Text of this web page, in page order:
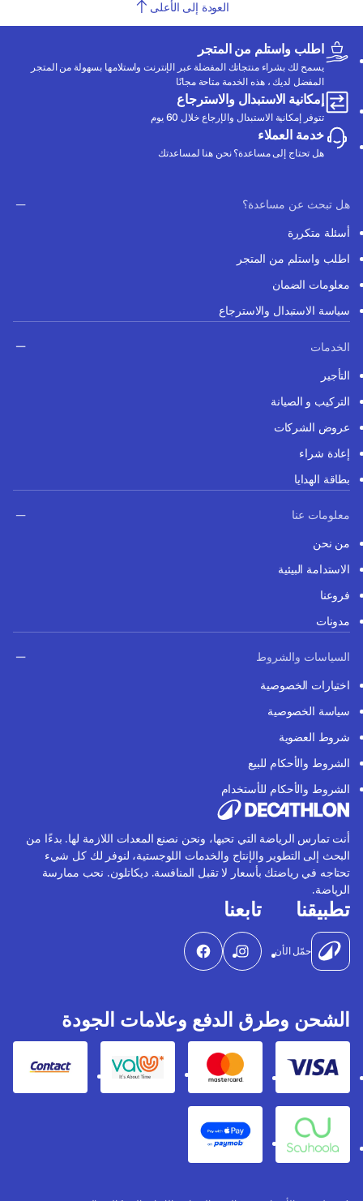
العودة إلى الأعلى
اطلب واستلم من المتجر
يسمح لك بشراء منتجاتك المفضلة عبر الإنترنت واستلامها بسهولة من المتجر
المفضل لديك ، هذه الخدمة متاحة مجانًا
إمكانية الاستبدال والاسترجاع
تتوفر إمكانية الاستبدال والإرجاع خلال 60 يوم
خدمة العملاء
هل تحتاج إلى مساعدة؟ نحن هنا لمساعدتك
هل تبحث عن مساعدة؟
أسئلة متكررة
اطلب واستلم من المتجر
معلومات الضمان
سياسة الاستبدال والاسترجاع
الخدمات
التأجير
التركيب و الصيانة
عروض الشركات
إعادة شراء
بطاقة الهدايا
معلومات عنا
من نحن
الاستدامة البيئية
فروعنا
مدونات
السياسات والشروط
اختيارات الخصوصية
سياسة الخصوصية
شروط العضوية
الشروط والأحكام للبيع
الشروط والأحكام للأستخدام
أنت تمارس الرياضة التي تحبها، ونحن نصنع المعدات اللازمة لها. بدءًا من
البحث إلى التطوير والإنتاج والخدمات اللوجستية، لنوفر لك كل شيء
تحتاجه في رياضتك بأسعار لا تقبل المنافسة. ديكاتلون. نحب ممارسة
الرياضة.
تطبيقنا
حمّل الأن
تابعنا
الشحن وطرق الدفع وعلامات الجودة
Visa
Mastercard
Valu
Contact
Souhoola
Apple Pay